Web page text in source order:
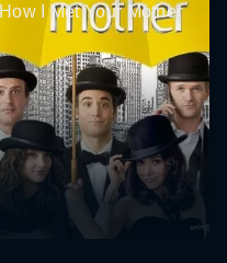
How I Met Your Mother